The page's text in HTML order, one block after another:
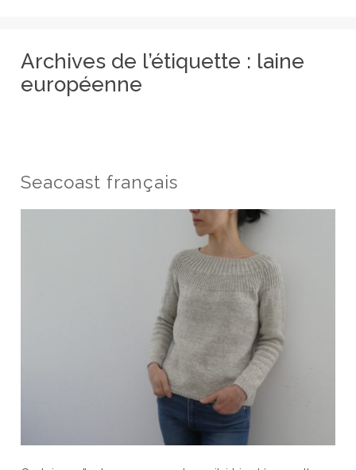
Archives de l’étiquette : laine
européenne
Seacoast français